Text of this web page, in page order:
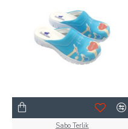
Sabo Terlik